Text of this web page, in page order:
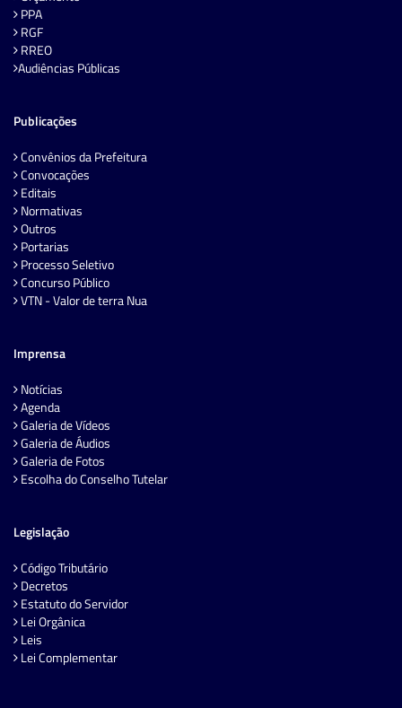
PPA
RGF
RREO
Audiências Públicas
Publicações
Convênios da Prefeitura
Convocações
Editais
Normativas
Outros
Portarias
Processo Seletivo
Concurso Público
VTN - Valor de terra Nua
Imprensa
Notícias
Agenda
Galeria de Vídeos
Galeria de Áudios
Galeria de Fotos
Escolha do Conselho Tutelar
Legislação
Código Tributário
Decretos
Estatuto do Servidor
Lei Orgânica
Leis
Lei Complementar